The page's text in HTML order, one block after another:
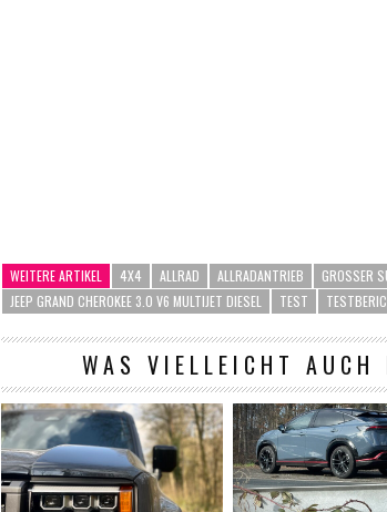
WEITERE ARTIKEL 4X4 ALLRAD ALLRADANTRIEB
GROSSER
JEEP GRAND CHEROKEE 3.0 V6 MULTIJET DIESEL
TEST
WAS VIELLEICHT